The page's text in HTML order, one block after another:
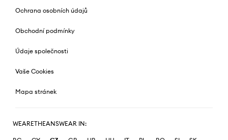
Ochrana osobních údajů
Obchodní podmínky
Údaje společnosti
Vaše Cookies
Mapa stránek
WEARETHEANSWEAR IN: